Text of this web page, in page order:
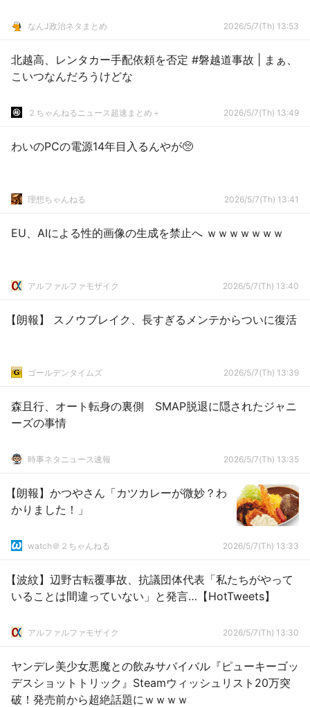
なんJ政治ネタまとめ 2026/5/7(Th) 13:53
北越高、レンタカー手配依頼を否定 #磐越道事故 | まぁ、
こいつなんだろうけどな
２ちゃんねるニュース超速まとめ＋ 2026/5/7(Th) 13:49
わいのPCの電源14年目入るんやが🥺
理想ちゃんねる 2026/5/7(Th) 13:41
EU、AIによる性的画像の生成を禁止へ ｗｗｗｗｗｗｗ
アルファルファモザイク 2026/5/7(Th) 13:40
【朗報】 スノウブレイク、長すぎるメンテからついに復活
ゴールデンタイムズ 2026/5/7(Th) 13:39
森且行、オート転身の裏側 SMAP脱退に隠されたジャニ
ーズの事情
時事ネタニュース速報 2026/5/7(Th) 13:35
【朗報】かつやさん「カツカレーが微妙？わ
かりました！」
watch＠２ちゃんねる 2026/5/7(Th) 13:33
【波紋】辺野古転覆事故、抗議団体代表「私たちがやって
いることは間違っていない」と発言…【HotTweets】
アルファルファモザイク 2026/5/7(Th) 13:30
ヤンデレ美少女悪魔との飲みサバイバル『ピューキーゴッ
デスショットトリック』Steamウィッシュリスト20万突
破！発売前から超絶話題にｗｗｗｗ